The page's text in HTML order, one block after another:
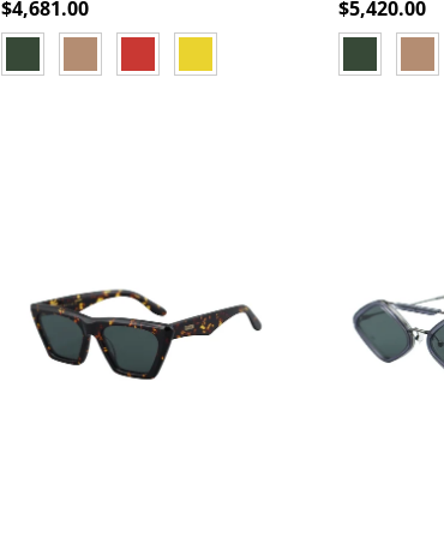
Precio normal
$4,681.00
GREENORANGE
RED YELLOW
Precio
$5,420.00
GREEN